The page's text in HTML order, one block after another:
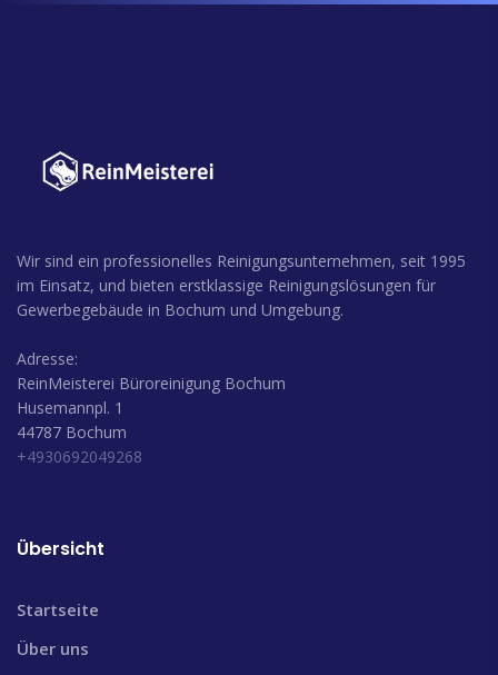
Wir sind ein professionelles Reinigungsunternehmen, seit 1995
im Einsatz, und bieten erstklassige Reinigungslösungen für
Gewerbegebäude in Bochum und Umgebung.
Adresse:
ReinMeisterei Büroreinigung Bochum
Husemannpl. 1
44787 Bochum
+4930692049268
Übersicht
Startseite
Über uns